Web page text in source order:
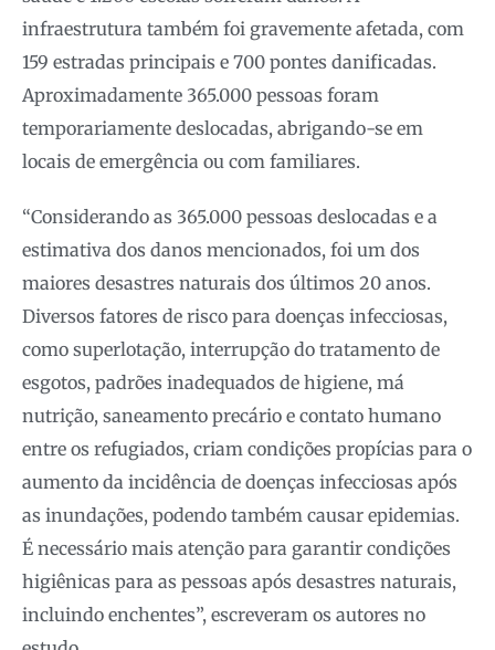
infraestrutura também foi gravemente afetada, com
159 estradas principais e 700 pontes danificadas.
Aproximadamente 365.000 pessoas foram
temporariamente deslocadas, abrigando-se em
locais de emergência ou com familiares.
“Considerando as 365.000 pessoas deslocadas e a
estimativa dos danos mencionados, foi um dos
maiores desastres naturais dos últimos 20 anos.
Diversos fatores de risco para doenças infecciosas,
como superlotação, interrupção do tratamento de
esgotos, padrões inadequados de higiene, má
nutrição, saneamento precário e contato humano
entre os refugiados, criam condições propícias para o
aumento da incidência de doenças infecciosas após
as inundações, podendo também causar epidemias.
É necessário mais atenção para garantir condições
higiênicas para as pessoas após desastres naturais,
incluindo enchentes”, escreveram os autores no